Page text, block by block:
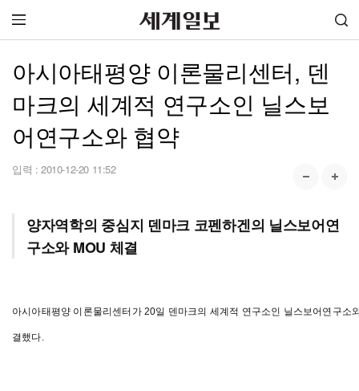
아시아태평양 이론물리센터, 덴
마크의 세계적 연구소인 닐스보
어연구소와 협약
입력 : 2010-12-20 11:52
양자역학의 중심지 덴마크 코펜하겐의 닐스보어연
구소와 MOU 체결
아시아태평양 이론물리센터가 20일 덴마크의 세계적 연구소인 닐스보어연구소
결했다.